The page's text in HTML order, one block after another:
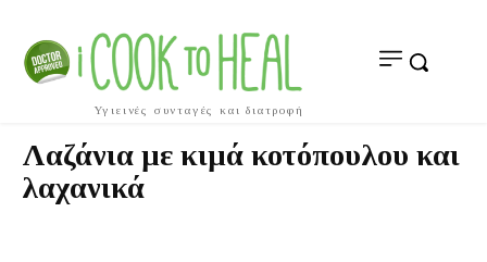
Υγιεινές συνταγές και διατροφή
Λαζάνια με κιμά κοτόπουλου και
λαχανικά